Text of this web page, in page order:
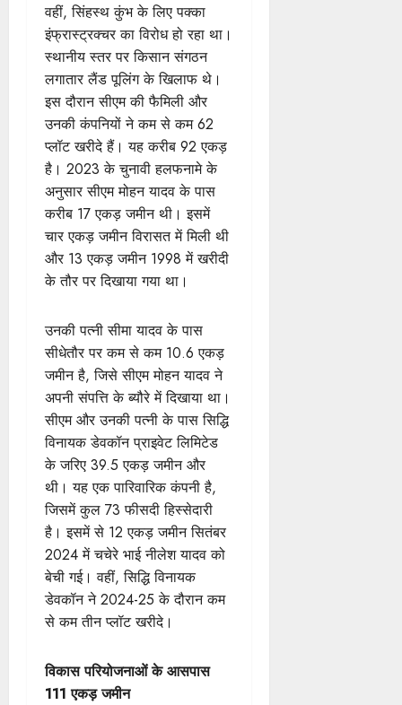
वहीं, सिंहस्थ कुंभ के लिए पक्का
इंफ्रास्ट्रक्चर का विरोध हो रहा था।
स्थानीय स्तर पर किसान संगठन
लगातार लैंड पूलिंग के खिलाफ थे।
इस दौरान सीएम की फैमिली और
उनकी कंपनियों ने कम से कम 62
प्लॉट खरीदे हैं। यह करीब 92 एकड़
है। 2023 के चुनावी हलफनामे के
अनुसार सीएम मोहन यादव के पास
करीब 17 एकड़ जमीन थी। इसमें
चार एकड़ जमीन विरासत में मिली थी
और 13 एकड़ जमीन 1998 में खरीदी
के तौर पर दिखाया गया था।
उनकी पत्नी सीमा यादव के पास
सीधेतौर पर कम से कम 10.6 एकड़
जमीन है, जिसे सीएम मोहन यादव ने
अपनी संपत्ति के ब्यौरे में दिखाया था।
सीएम और उनकी पत्नी के पास सिद्धि
विनायक डेवकॉन प्राइवेट लिमिटेड
के जरिए 39.5 एकड़ जमीन और
थी। यह एक पारिवारिक कंपनी है,
जिसमें कुल 73 फीसदी हिस्सेदारी
है। इसमें से 12 एकड़ जमीन सितंबर
2024 में चचेरे भाई नीलेश यादव को
बेची गई। वहीं, सिद्धि विनायक
डेवकॉन ने 2024-25 के दौरान कम
से कम तीन प्लॉट खरीदे।
विकास परियोजनाओं के आसपास
111 एकड़ जमीन